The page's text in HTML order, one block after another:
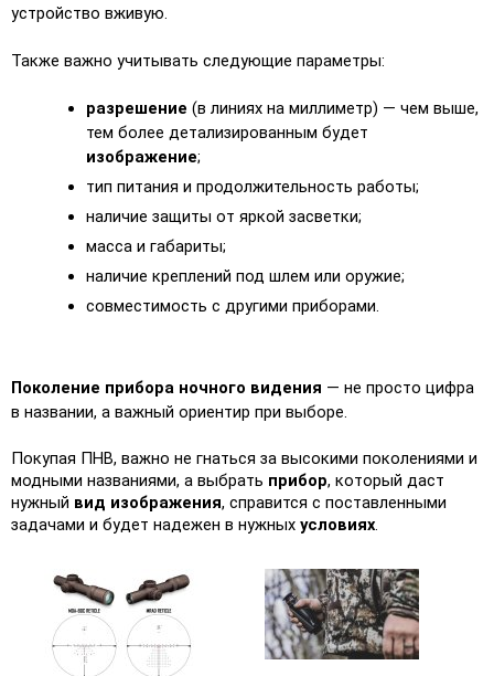
устройство вживую.
Также важно учитывать следующие параметры:
разрешение (в линиях на миллиметр) — чем выше,
изображение;
тип питания и продолжительность работы;
наличие защиты от яркой засветки;
масса и габариты;
наличие креплений под шлем или оружие;
совместимость с другими приборами.
Поколение прибора ночного видения — не просто цифра
в названии, а важный ориентир при выборе.
Покупая ПНВ, важно не гнаться за высокими поколениями и
модными названиями, а выбрать прибор, который даст
нужный вид изображения, справится с поставленными
задачами и будет надежен в нужных условиях.